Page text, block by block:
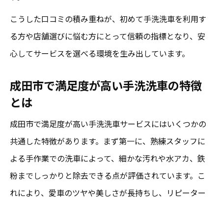
例
口コミが示す成田市手洗洗車の安心ポイン
ト
向
由
口コミ高評価の成田市手洗洗車サービスに
注目
美しい仕上がりを求めるなら成田市手洗洗車
こうした口コミの積み重ねが、初めて手洗洗車を利用す
る方や店舗選びに悩む方にとって信頼の指標となり、安
心してサービスを選べる環境を生み出しています。
成田市で満足度が高い手洗洗車の特徴
とは
成田市で満足度が高い手洗洗車サービスにはいくつかの
共通した特徴があります。まず第一に、熟練スタッフに
よる手作業での洗車によって、細かな汚れや水アカ、鉄
粉までしっかりと除去できる点が評価されています。こ
れにより、愛車のツヤや美しさが長持ちし、リピーター